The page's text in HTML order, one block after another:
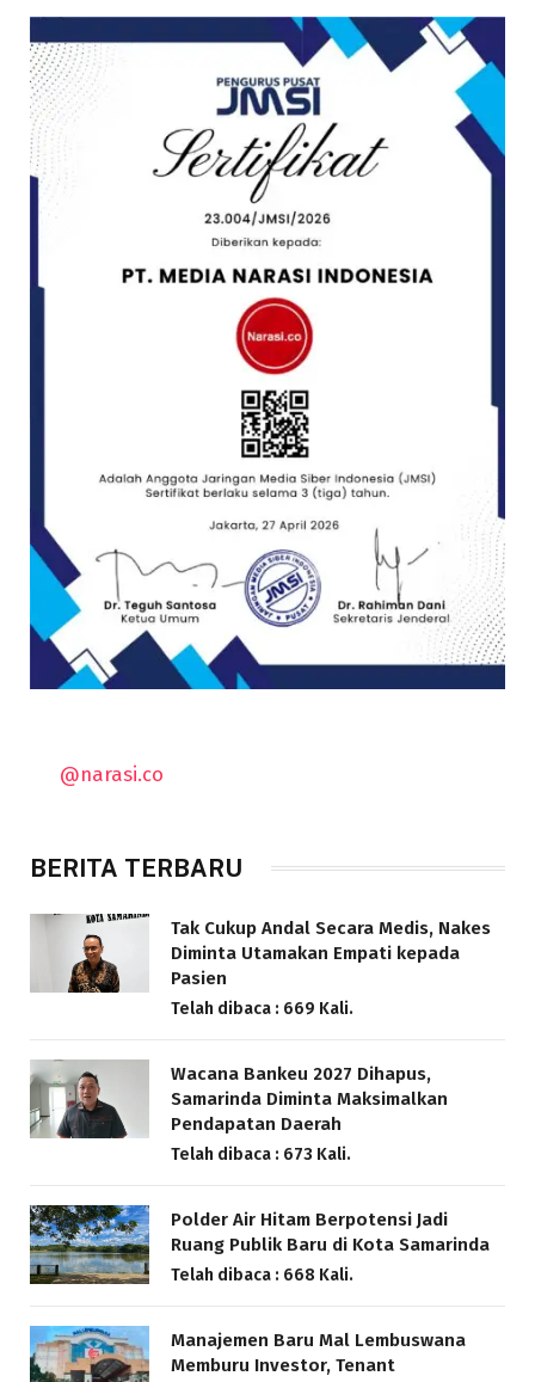
@narasi.co
BERITA TERBARU
Tak Cukup Andal Secara Medis, Nakes
Diminta Utamakan Empati kepada
Pasien
Telah dibaca : 669 Kali.
Wacana Bankeu 2027 Dihapus,
Samarinda Diminta Maksimalkan
Pendapatan Daerah
Telah dibaca : 673 Kali.
Polder Air Hitam Berpotensi Jadi
Ruang Publik Baru di Kota Samarinda
Telah dibaca : 668 Kali.
Manajemen Baru Mal Lembuswana
Memburu Investor, Tenant